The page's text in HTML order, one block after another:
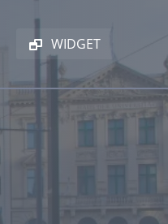
WIDGET